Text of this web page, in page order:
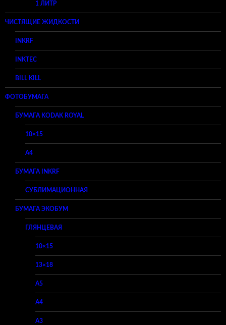
1 ЛИТР
ЧИСТЯЩИЕ ЖИДКОСТИ
INKRF
INKTEC
BILL KILL
ФОТОБУМАГА
БУМАГА KODAK ROYAL
10×15
A4
БУМАГА INKRF
СУБЛИМАЦИОННАЯ
БУМАГА ЭКОБУМ
ГЛЯНЦЕВАЯ
10×15
13×18
A5
A4
A3